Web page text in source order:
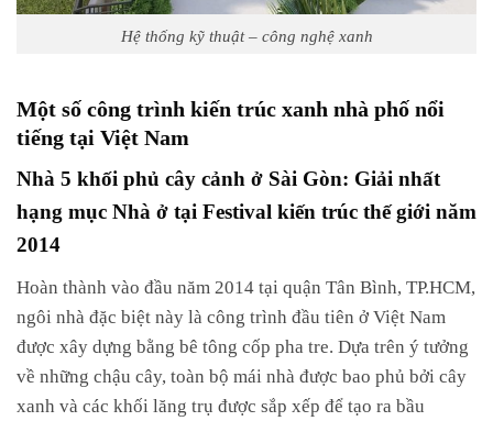
Hệ thống kỹ thuật – công nghệ xanh
Một số công trình kiến trúc xanh nhà phố nổi
tiếng tại Việt Nam
Nhà 5 khối phủ cây cảnh ở Sài Gòn: Giải nhất
hạng mục Nhà ở tại Festival kiến trúc thế giới năm
2014
Hoàn thành vào đầu năm 2014 tại quận Tân Bình, TP.HCM,
ngôi nhà đặc biệt này là công trình đầu tiên ở Việt Nam
được xây dựng bằng bê tông cốp pha tre. Dựa trên ý tưởng
về những chậu cây, toàn bộ mái nhà được bao phủ bởi cây
xanh và các khối lăng trụ được sắp xếp để tạo ra bầu